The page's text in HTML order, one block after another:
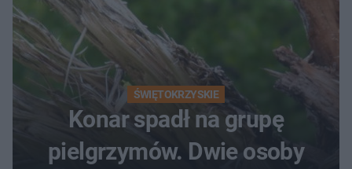
ŚWIĘTOKRZYSKIE
Konar spadł na grupę
pielgrzymów. Dwie osoby